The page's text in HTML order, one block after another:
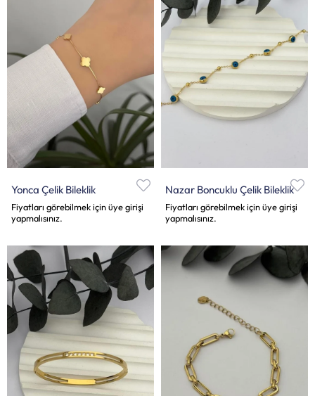
Yonca Çelik Bileklik
Fiyatları görebilmek için üye girişi
yapmalısınız.
Nazar Boncuklu Çelik Bileklik
Fiyatları görebilmek için üye girişi
yapmalısınız.